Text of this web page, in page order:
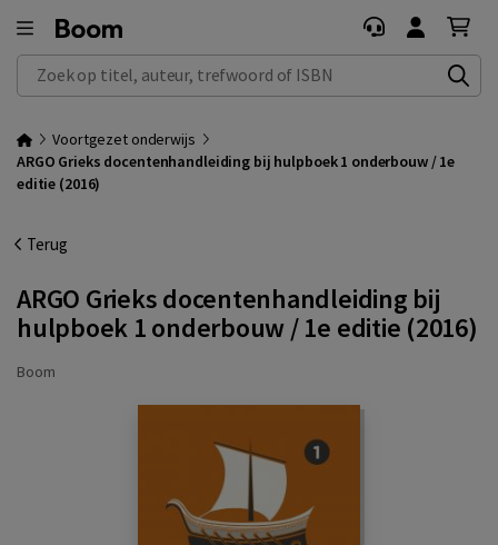
Zoek op titel, auteur, trefwoord of ISBN
Voortgezet onderwijs
ARGO Grieks docentenhandleiding bij hulpboek 1 onderbouw / 1e
editie (2016)
Terug
ARGO Grieks docentenhandleiding bij
hulpboek 1 onderbouw / 1e editie (2016)
Boom